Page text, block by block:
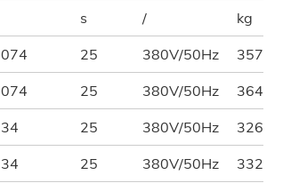
s / kg
25 380V/50Hz 357
25 380V/50Hz 364
25 380V/50Hz 326
25 380V/50Hz 332